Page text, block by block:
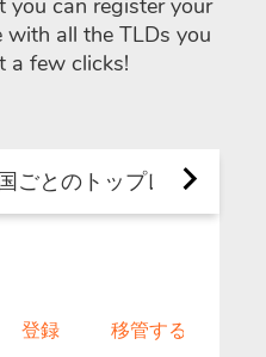
with all the TLDs you
a few clicks!
ごとのトップレベルドメ
登録 移管する